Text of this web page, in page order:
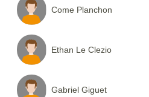
Come Planchon
Ethan Le Clezio
Gabriel Giguet